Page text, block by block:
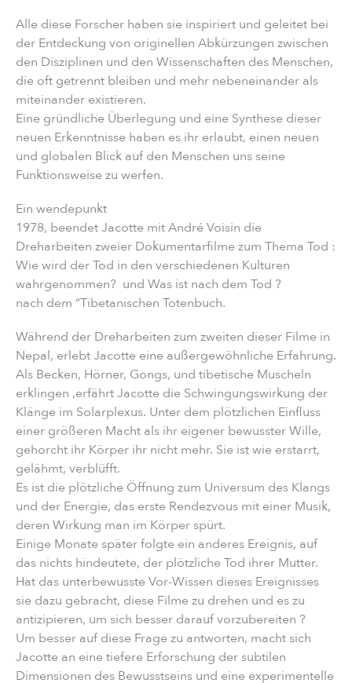
Alle diese Forscher haben sie inspiriert und geleitet bei
der Entdeckung von originellen Abkürzungen zwischen
den Disziplinen und den Wissenschaften des Menschen,
die oft getrennt bleiben und mehr nebeneinander als
miteinander existieren.
Eine gründliche Überlegung und eine Synthese dieser
neuen Erkenntnisse haben es ihr erlaubt, einen neuen
und globalen Blick auf den Menschen uns seine
Funktionsweise zu werfen.
Ein wendepunkt
1978, beendet Jacotte mit André Voisin die
Dreharbeiten zweier Dokumentarfilme zum Thema Tod :
Wie wird der Tod in den verschiedenen Kulturen
wahrgenommen? und Was ist nach dem Tod ?
nach dem “Tibetanischen Totenbuch.
Während der Dreharbeiten zum zweiten dieser Filme in
Nepal, erlebt Jacotte eine außergewöhnliche Erfahrung.
Als Becken, Hörner, Gongs, und tibetische Muscheln
erklingen ,erfährt Jacotte die Schwingungswirkung der
Klänge im Solarplexus. Unter dem plötzlichen Einfluss
einer größeren Macht als ihr eigener bewusster Wille,
gehorcht ihr Körper ihr nicht mehr. Sie ist wie erstarrt,
gelähmt, verblüfft.
Es ist die plötzliche Öffnung zum Universum des Klangs
und der Energie, das erste Rendezvous mit einer Musik,
deren Wirkung man im Körper spürt.
Einige Monate später folgte ein anderes Ereignis, auf
das nichts hindeutete, der plötzliche Tod ihrer Mutter.
Hat das unterbewusste Vor-Wissen dieses Ereignisses
sie dazu gebracht, diese Filme zu drehen und es zu
antizipieren, um sich besser darauf vorzubereiten ?
Um besser auf diese Frage zu antworten, macht sich
Jacotte an eine tiefere Erforschung der subtilen
Dimensionen des Bewusstseins und eine experimentelle